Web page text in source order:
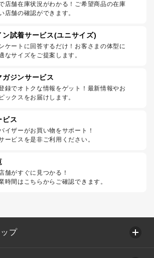
店舗在庫状況がわかる！ご希望商品の在庫
店舗の確認ができます。
ン試着サービス(ユニサイズ)
ケートに回答するだけ！お客さまの体型に
なサイズをご提案します。
ガジンサービス
録でオトクな情報をゲット！最新情報やお
ックスをお届けします。
ビス
イザーがお買い物をサポート！
ービスを是非ご利用ください。
舗がすぐに見つかる！
時間はこちらからご確認できます。
プ